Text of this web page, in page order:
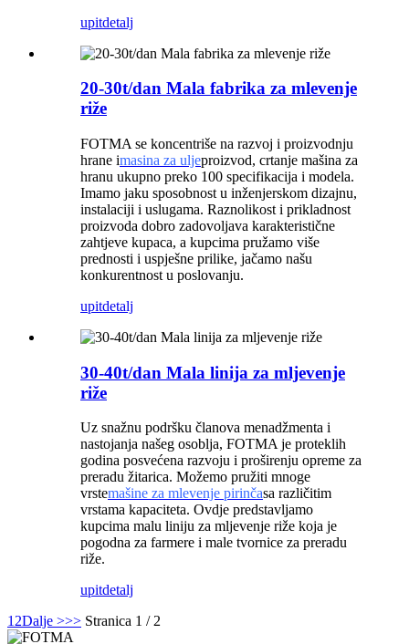
upitdetalj
20-30t/dan Mala fabrika za mlevenje
riže
FOTMA se koncentriše na razvoj i proizvodnju
hrane imasina za uljeproizvod, crtanje mašina za
hranu ukupno preko 100 specifikacija i modela.
Imamo jaku sposobnost u inženjerskom dizajnu,
instalaciji i uslugama. Raznolikost i prikladnost
proizvoda dobro zadovoljava karakteristične
zahtjeve kupaca, a kupcima pružamo više
prednosti i uspješne prilike, jačamo našu
konkurentnost u poslovanju.
upitdetalj
30-40t/dan Mala linija za mljevenje
riže
Uz snažnu podršku članova menadžmenta i
nastojanja našeg osoblja, FOTMA je proteklih
godina posvećena razvoju i proširenju opreme za
preradu žitarica. Možemo pružiti mnoge
vrstemašine za mlevenje pirinčasa različitim
vrstama kapaciteta. Ovdje predstavljamo
kupcima malu liniju za mljevenje riže koja je
pogodna za farmere i male tvornice za preradu
riže.
upitdetalj
1 2Dalje >>> Stranica 1 / 2